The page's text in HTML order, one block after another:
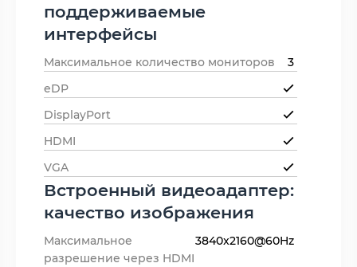
поддерживаемые
интерфейсы
Максимальное количество мониторов
3
eDP
DisplayPort
HDMI
VGA
Встроенный видеоадаптер:
качество изображения
Максимальное
разрешение через HDMI
3840x2160@60Hz